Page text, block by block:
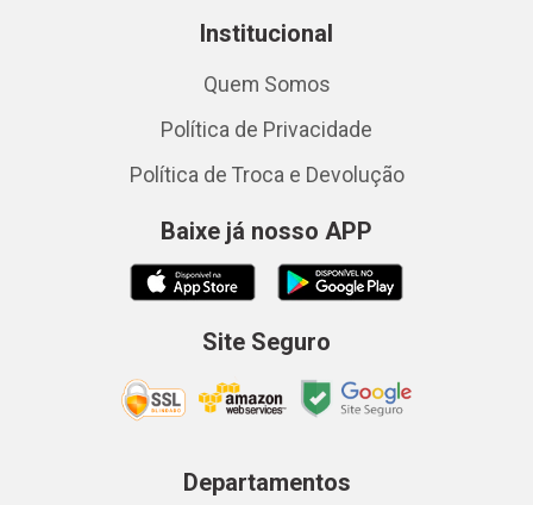
Institucional
Quem Somos
Política de Privacidade
Política de Troca e Devolução
Baixe já nosso APP
Site Seguro
Departamentos